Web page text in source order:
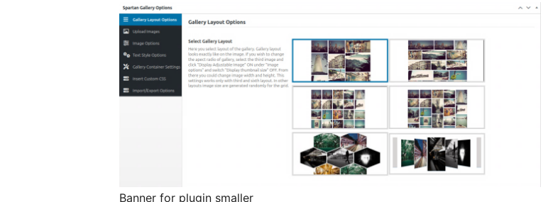
Banner for plugin smaller